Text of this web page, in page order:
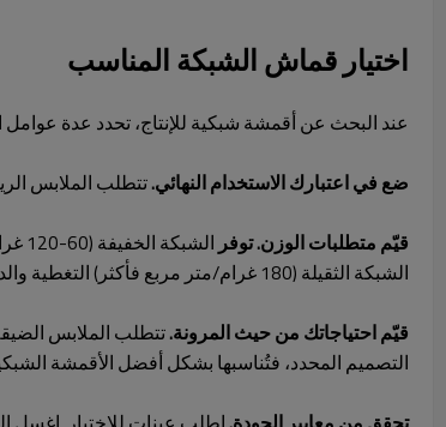
اختيار قماش الشبكة المناسب
عند البحث عن أقمشة شبكية للإنتاج، تحدد عدة عوامل
ضع في اعتبارك الاستخدام النهائي.تتطلب الملابس
قيّم متطلبات الوزن. توفر
الشبكة الثقيلة (180 غرام/متر مربع فأكثر) التغطية والدعم للملابس الضاغطة.
قيّم احتياجاتك من حيث المرونة.تتطلب الملابس
التصميم المحدد، فتُناسبها بشكل أفضل الأقمشة الشبكية